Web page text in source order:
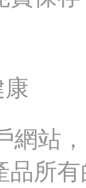
網站
品所